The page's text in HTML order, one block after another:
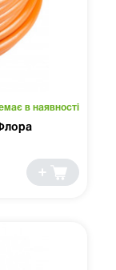
в наявності